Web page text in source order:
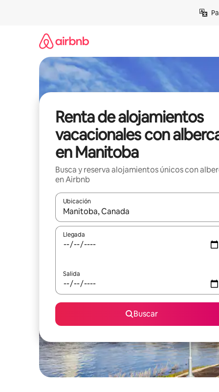
Renta de alojamientos
vacacionales con
en Manitoba
Busca y reserva alojamientos únicos con
en Airbnb
Ubicación
Cuando los resultados estén disponibles, podrás
Llegada
Salida
Buscar